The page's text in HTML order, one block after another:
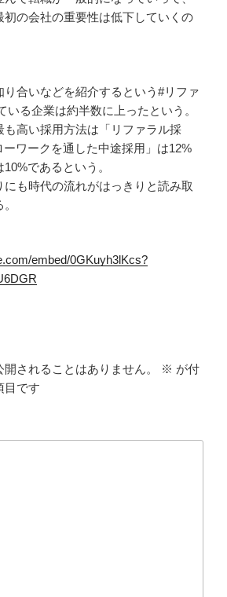
初の会社の重要性は低下していくの
り合いなどを紹介するという#リファ
いる企業は約半数に上ったという。
も高い採用方法は「リファラル採
ーワークを通した中途採用」は12%
であるという。
も時代の流れがはっきりと読み取
embed/0GKuyh3lKcs?
されることはありません。 ※ が付
目です